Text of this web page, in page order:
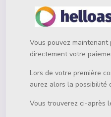
Vous pouvez
directement votre
Lors de votre première
aurez alors la possibilité
Vous trouverez ci-après